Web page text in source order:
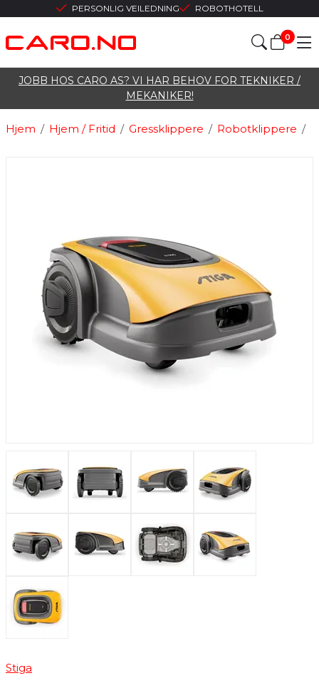
PERSONLIG VEILEDNING ROBOTHOTELL
0
JOBB HOS CARO AS? VI HAR BEHOV FOR TEKNIKER /
MEKANIKER!
/
Hjem /
Hjem / Fritid /
Gressklippere /
Robotklippere
Stiga